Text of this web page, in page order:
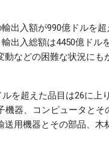
出入額が990億ドルを
出入総額は4450億ドル
などの困難な状況に
を超えた品目は26に上
器、コンピュータと
用機器とその部品、木